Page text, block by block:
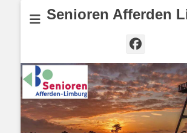
Senioren Afferden